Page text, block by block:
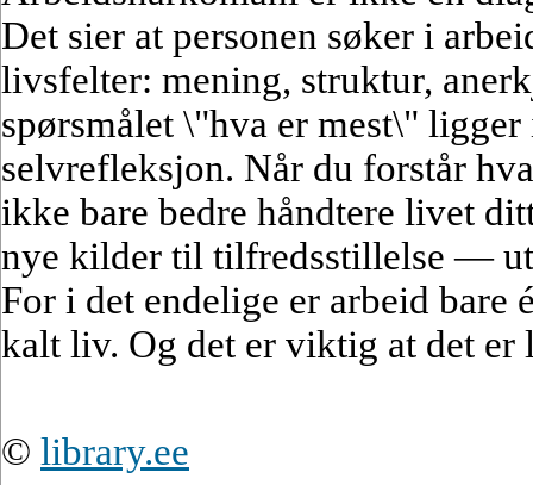
Det sier at personen søker i
livsfelter: mening, struktur,
spørsmålet \"hva er mest\"
selvrefleksjon. Når du forstår
ikke bare bedre håndtere livet
nye kilder til tilfredsstillelse —
For i det endelige er arbeid bare
kalt liv. Og det er viktig at det er
© library.ee